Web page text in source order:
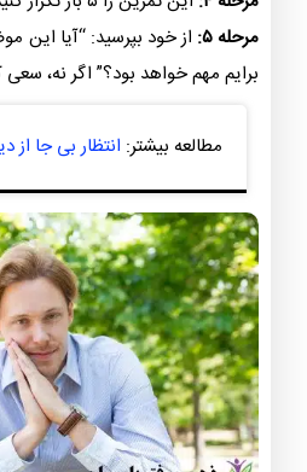
مرحله ۵:
از خود بپرسید:“آیا این
برایم مهم خواهد بود؟” اگر نه، سعی
مطالعه بیشتر: انتظار بی جا از